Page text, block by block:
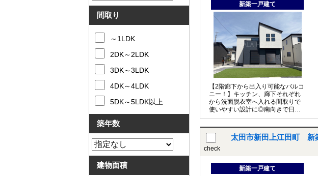
新築一戸建て
【2階廊下から出入り可能なバルコ
ニー！】キッチン、廊下それぞれ
から洗面脱衣室へ入れる間取りで
使いやすい設計に◎南向きで日当た
り良好♪駐車スペースは並列3台駐
良好も嬉しいポイント♪
check
太田市新田上江田町 新
新築一戸建て
間取り
～1LDK
2DK～2LDK
3DK～3LDK
4DK～4LDK
5DK～5LDK以上
築年数
建物面積